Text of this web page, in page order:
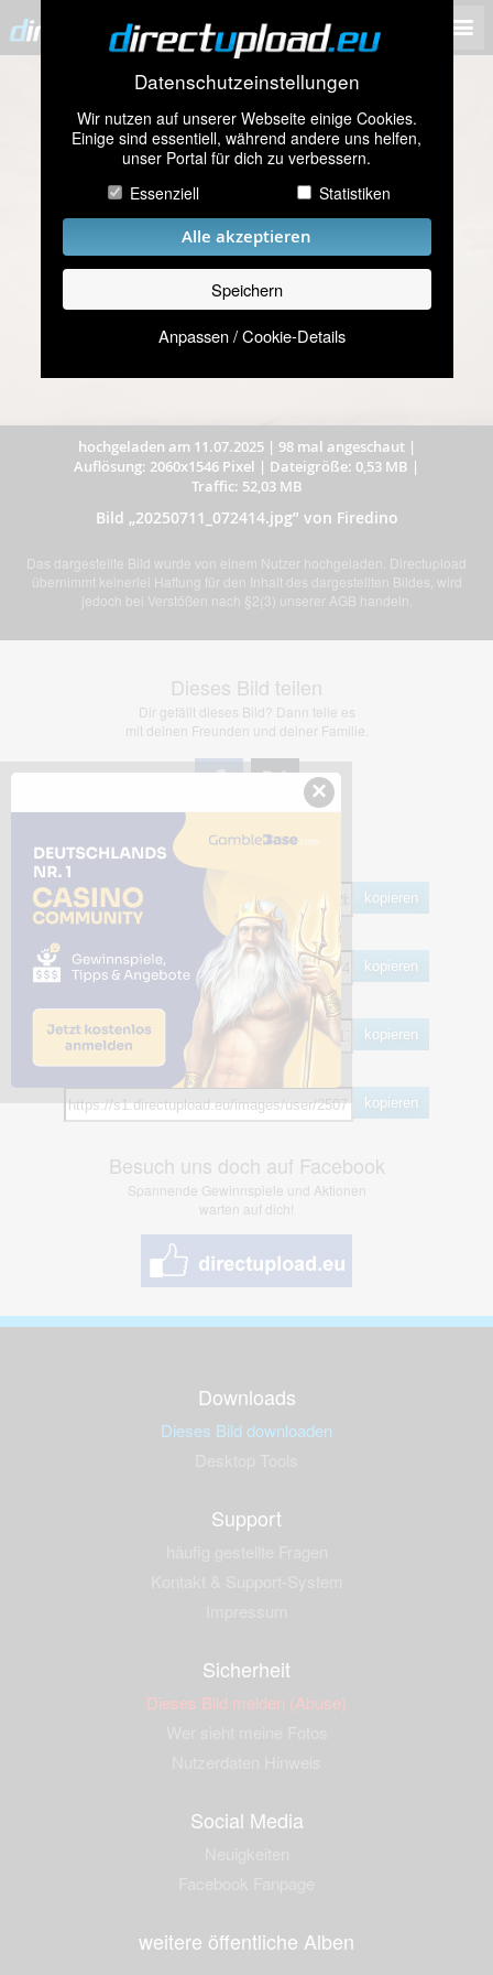
Datenschutzeinstellungen
Wir nutzen auf unserer Webseite einige Cookies.
Einige sind essentiell, während andere uns helfen,
unser Portal für dich zu verbessern.
Essenziell
Statistiken
Alle akzeptieren
Speichern
Anpassen / Cookie-Details
hochgeladen am 11.07.2025| 98 mal angeschaut|
Auflösung: 2060x1546 Pixel | Dateigröße: 0,53 MB |
Traffic: 52,03 MB
Bild „20250711_072414.jpg” von Firedino
Das dargestellte Bild wurde von einem Nutzer hochgeladen. Directupload
übernimmt keinerlei Haftung für den Inhalt des dargestellten Bildes, wird
jedoch bei Verstößen nach §2(3) unserer AGB handeln.
Dieses Bild teilen
Dir gefällt dieses Bild? Dann teile es
mit deinen Freunden und deiner Familie.
Share Links
kopieren
HTML
kopieren
BB Code
kopieren
kopieren
Besuch uns doch auf Facebook
Spannende Gewinnspiele und Aktionen
warten auf dich!
Downloads
Dieses Bild downloaden
Support
Sicherheit
Dieses Bild melden (Abuse)
Social Media
weitere öffentliche Alben
×